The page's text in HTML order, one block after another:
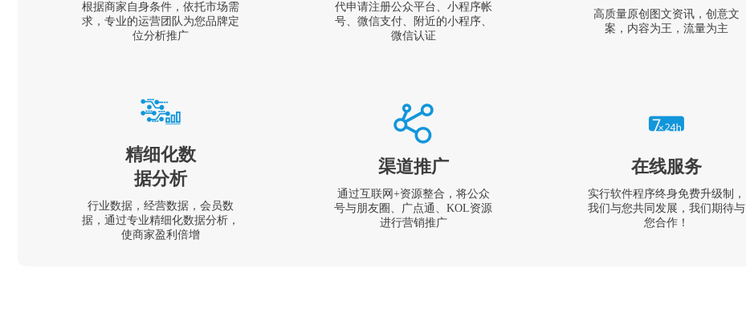
根据商家自身条件，依托市场需
求，专业的运营团队为您品牌定
位分析推广
代申请注册公众平台、小程序帐
号、微信支付、附近的小程序、
微信认证
高质量原创图文资讯，创意文
案，内容为王，流量为主
精细化数
据分析
行业数据，经营数据，会员数
据，通过专业精细化数据分析，
使商家盈利倍增
渠道推广
通过互联网+资源整合，将公众
号与朋友圈、广点通、KOL资源
进行营销推广
在线服务
实行软件程序终身免费升级制，
我们与您共同发展，我们期待与
您合作！